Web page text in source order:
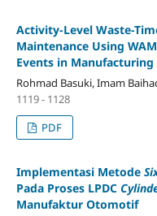
Activity-Level Waste-
Maintenance Using
Events in Manufacturing
Rohmad Basuki, Imam
1119 - 1128
PDF
Implementasi Metode
Pada Proses LPDC
Manufaktur Otomotif